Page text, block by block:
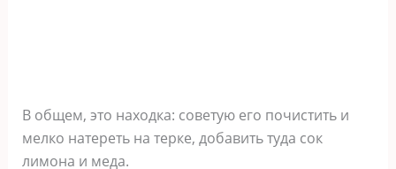
В общем, это находка: советую его почистить и
мелко натереть на терке, добавить туда сок
лимона и меда.